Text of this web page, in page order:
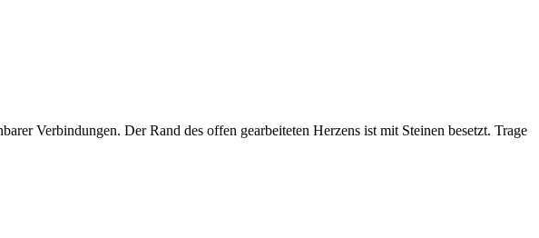
Verbindungen. Der Rand des offen gearbeiteten Herzens ist mit Steinen besetzt. Trage